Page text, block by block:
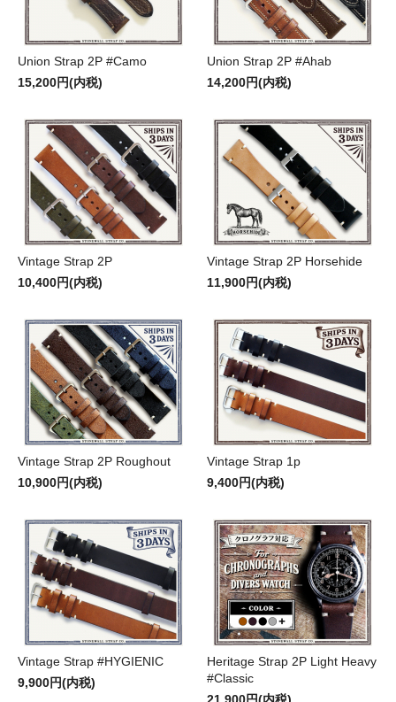
Union Strap 2P #Camo
15,200円(内税)
Union Strap 2P #Ahab
14,200円(内税)
Vintage Strap 2P
10,400円(内税)
Vintage Strap 2P Horsehide
11,900円(内税)
Vintage Strap 2P Roughout
10,900円(内税)
Vintage Strap 1p
9,400円(内税)
Vintage Strap #HYGIENIC
9,900円(内税)
Heritage Strap 2P Light Heavy
#Classic